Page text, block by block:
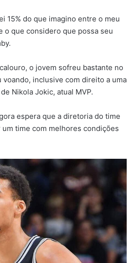
15% do que imagino entre o meu
o que considero que possa seu
o jovem sofreu bastante no
voando, inclusive com direito a uma
Nikola Jokic, atual MVP.
espera que a diretoria do time
time com melhores condições